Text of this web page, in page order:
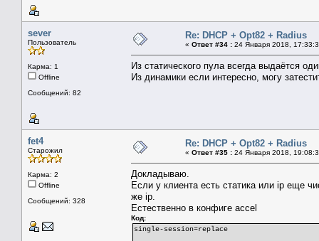
sever
Пользователь
Карма: 1
Offline
Сообщений: 82
Re: DHCP + Opt82 + Radius
« Ответ #34 : 24 Января 2018,
Из статического пула всегда выдаётся
Из динамики если интересно, могу
fet4
Старожил
Карма: 2
Offline
Сообщений: 328
Re: DHCP + Opt82 + Radius
« Ответ #35 : 24 Января 2018,
Докладываю.
Если у клиента есть статика или ip еще
же ip.
Естественно в конфиге accel
Код:
single-session=replace